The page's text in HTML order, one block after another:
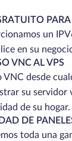
un
en su
VNC AL VPS
VNC desde
su servidor
de su hogar.
DE
toda una